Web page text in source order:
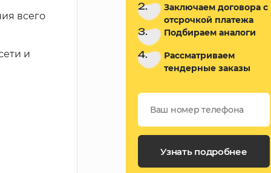
всего
и
2.
Заключаем договора с
отсрочкой платежа
3. Подбираем аналоги
4.
Рассматриваем
тендерные заказы
Узнать подробнее